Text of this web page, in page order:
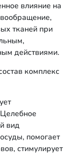
влияние на
тканей при
действиями.
комплекс
вид
помогает
стимулирует